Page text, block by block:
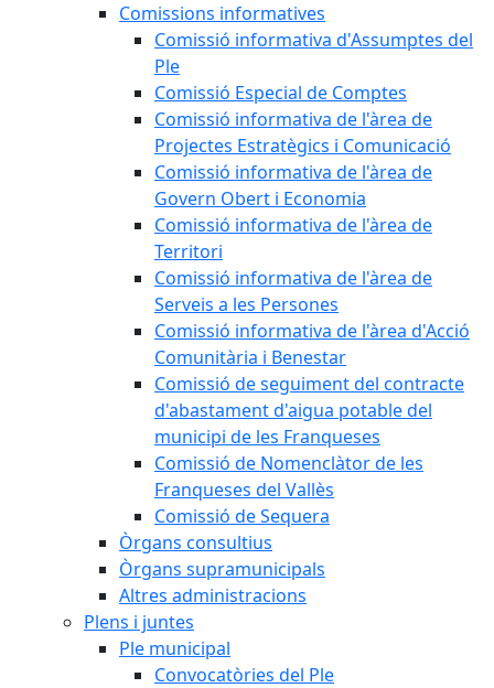
Comissions informatives
Comissió informativa d'Assumptes del
Ple
Comissió Especial de Comptes
Comissió informativa de l'àrea de
Projectes Estratègics i Comunicació
Comissió informativa de l'àrea de
Govern Obert i Economia
Comissió informativa de l'àrea de
Territori
Comissió informativa de l'àrea de
Serveis a les Persones
Comissió informativa de l'àrea d'Acció
Comunitària i Benestar
Comissió de seguiment del contracte
d'abastament d'aigua potable del
municipi de les Franqueses
Comissió de Nomenclàtor de les
Franqueses del Vallès
Comissió de Sequera
Òrgans consultius
Òrgans supramunicipals
Altres administracions
Plens i juntes
Ple municipal
Convocatòries del Ple